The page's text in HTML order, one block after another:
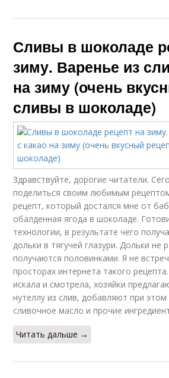
Сливы в шоколаде
зиму. Варенье из
на зиму (очень
сливы в шоколаде)
Здравствуйте, дорогие читатели.
поделиться своим любимым
рецепт, который достался мне от
обалденная ягода в шоколаде.
технологии, в результате чего
дольки в тягучей глазури. Дольки не
получаются половинками. Я не
просторах интернета такого
искала и смотрела, хозяйки
нутеллу из слив, добавляют при
сливочное масло и прочие
Читать дальше →